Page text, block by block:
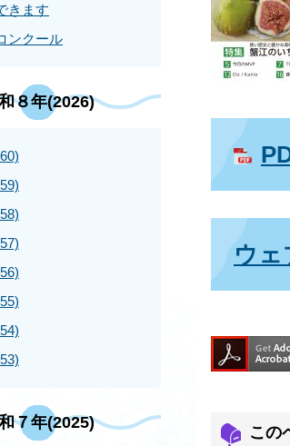
ウ
この
きます
ンクール
８年(2026)
７年(2025)